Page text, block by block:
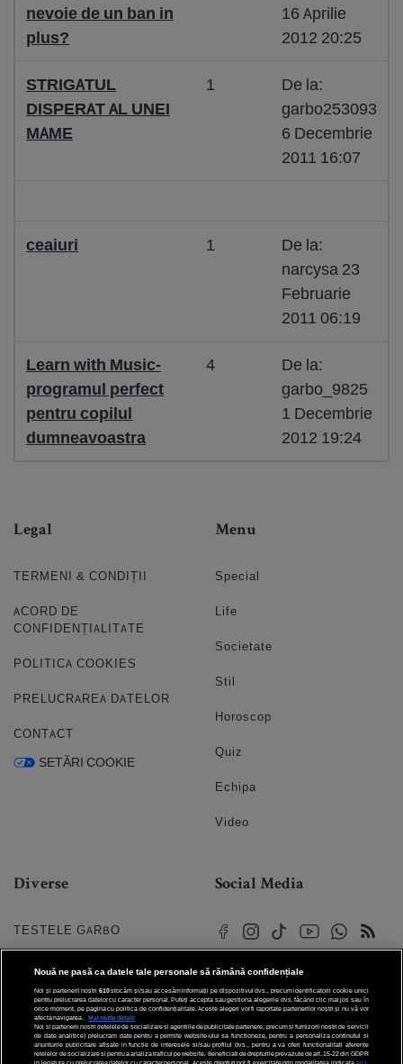
nevoie de un ban in
plus?
16 Aprilie
2012 20:25
STRIGATUL
DISPERAT AL UNEI
MAME
1
De la:
garbo253093
6 Decembrie
2011 16:07
ceaiuri 1
De la:
narcysa 23
Februarie
2011 06:19
Learn with Music-
programul perfect
pentru copilul
dumneavoastra
4
De la:
garbo_9825
1 Decembrie
2012 19:24
Legal
TERMENI & CONDIȚII
ACORD DE
CONFIDENȚIALITATE
POLITICA COOKIES
PRELUCRAREA DATELOR
CONTACT
SETĂRI COOKIE
Menu
Special
Life
Societate
Stil
Horoscop
Quiz
Echipa
Video
Diverse
TESTELE GARBO
HOROSCOP
HOROSCOPUL IUBIRII
FORUMURI
Social Media
© 2026 Internet Corp SRL
Toate drepturile rezervate
Nouă ne pasă ca datele tale personale să rămână confidențiale
Noi și partenerii noștri 610stocăm și/sau accesăm informații pe dispozitivul dvs., precum identificatorii cookie unici
pentru prelucrarea datelor cu caracter personal. Puteți accepta sau gestiona alegerile dvs. făcând clic mai jos sau în
orice moment, pe pagina cu politica de confidențialitate. Aceste alegeri vor fi raportate partenerilor noștri și nu vă vor
afecta navigarea.
Mai multe detalii
Noi si partenerii nostri (retelele de socializare si agentiile de publicitate partenere, precum si furnizorii nostri de servicii
de date analitice) prelucram date pentru a permite website-ului sa functioneze, pentru a personaliza continutul si
anunturile publicitare afisate in functie de interesele si/sau profilul dvs., pentru a va oferi functionalitati aferente
retelelor de socializare si pentru a analiza traficul pe website. Beneficiati de drepturile prevazute de art. 15-22 din GDPR
in legatura cu prelucrarea datelor cu caracter personal. Aceste drepturi pot fi exercitate prin modalitatea indicata aici